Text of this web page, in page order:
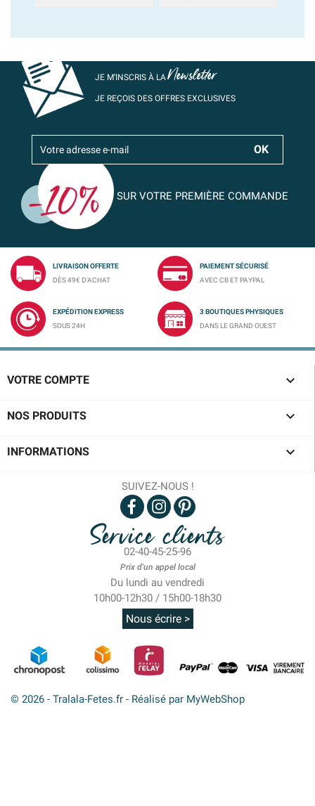
JE M’INSCRIS À LANewsletter
JE REÇOIS DES OFFRES EXCLUSIVES
SUR VOTRE PREMIÈRE COMMANDE
LIVRAISON OFFERTE
DÈS 49€ D'ACHAT
PAIEMENT SÉCURISÉ
AVEC CB ET PAYPAL
EXPÉDITION EXPRESS
SOUS 24H
3 BOUTIQUES PHYSIQUES
DANS LE GRAND OUEST
VOTRE COMPTE 
NOS PRODUITS 
INFORMATIONS 
SUIVEZ-NOUS !
Service clients
02-40-45-25-96
Prix d'un appel local
Du lundi au vendredi
10h00-12h30 / 15h00-18h30
Nous écrire >
© 2026 - Tralala-Fetes.fr - Réalisé par MyWebShop